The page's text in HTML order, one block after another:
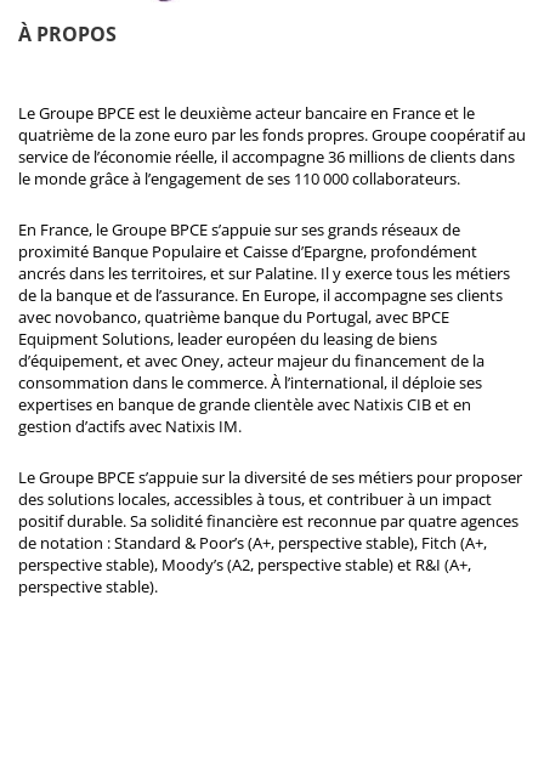
À PROPOS
Le Groupe BPCE est le deuxième acteur bancaire en France et le
quatrième de la zone euro par les fonds propres. Groupe coopératif au
service de l’économie réelle, il accompagne 36 millions de clients dans
le monde grâce à l’engagement de ses 110 000 collaborateurs.
En France, le Groupe BPCE s’appuie sur ses grands réseaux de
proximité Banque Populaire et Caisse d’Epargne, profondément
ancrés dans les territoires, et sur Palatine. Il y exerce tous les métiers
de la banque et de l’assurance. En Europe, il accompagne ses clients
avec novobanco, quatrième banque du Portugal, avec BPCE
Equipment Solutions, leader européen du leasing de biens
d’équipement, et avec Oney, acteur majeur du financement de la
consommation dans le commerce. À l’international, il déploie ses
expertises en banque de grande clientèle avec Natixis CIB et en
gestion d’actifs avec Natixis IM.
Le Groupe BPCE s’appuie sur la diversité de ses métiers pour proposer
des solutions locales, accessibles à tous, et contribuer à un impact
positif durable. Sa solidité financière est reconnue par quatre agences
de notation : Standard & Poor’s (A+, perspective stable), Fitch (A+,
perspective stable), Moody’s (A2, perspective stable) et R&I (A+,
perspective stable).